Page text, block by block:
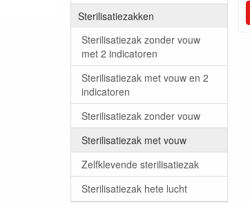
Sterilisatiezakken
Sterilisatiezak zonder vouw
met 2 indicatoren
Sterilisatiezak met vouw en 2
indicatoren
Sterilisatiezak zonder vouw
Sterilisatiezak met vouw
Zelfklevende sterilisatiezak
Sterilisatiezak hete lucht